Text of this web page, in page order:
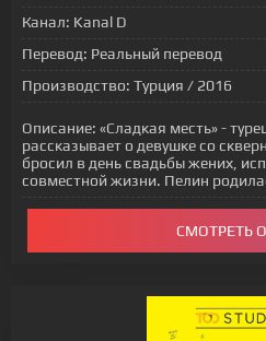
Канал: Kanal D
Перевод: Реальный перевод
Производство: Турция / 2016
Описание: «Сладкая месть» -
рассказывает о девушке со
бросил в день свадьбы жених,
совместной жизни. Пелин
СМОТРЕТЬ